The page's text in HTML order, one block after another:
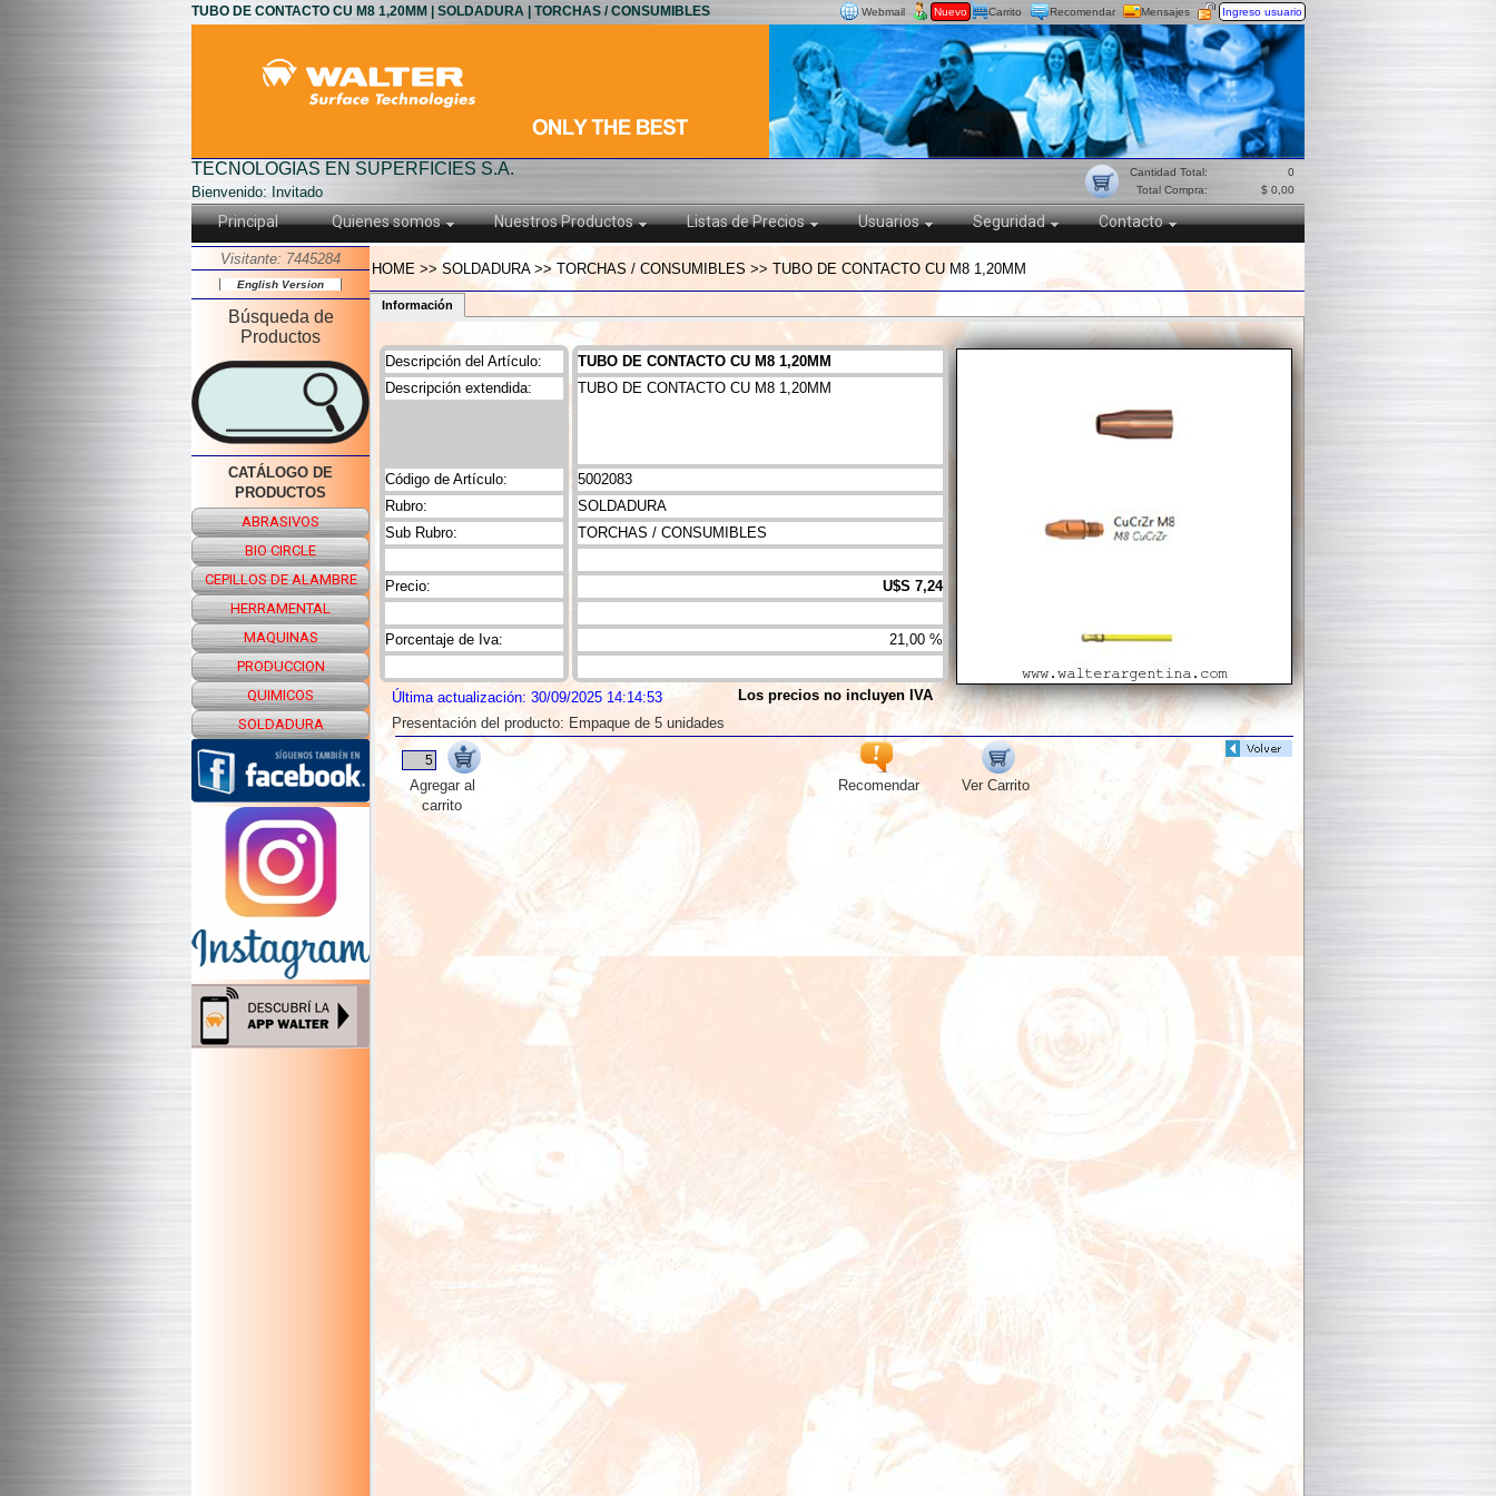
TUBO DE CONTACTO CU M8 1,20MM | SOLDADURA | TORCHAS / CONSUMIBLES Mensajes
Recomendar
Nuevo Ingreso usuario
Carrito
Webmail
0
$ 0,00
Cantidad Total:
Total Compra:
TECNOLOGIAS EN SUPERFICIES S.A.
Bienvenido: Invitado
Principal Quienes somos Nuestros Productos Listas de Precios Usuarios Seguridad Contacto
Visitante: 7445284
English Version
Búsqueda de
Productos
CATÁLOGO DE
PRODUCTOS
ABRASIVOS
BIO CIRCLE
CEPILLOS DE ALAMBRE
HERRAMENTAL
MAQUINAS
PRODUCCION
QUIMICOS
SOLDADURA
HOME >> SOLDADURA >> TORCHAS / CONSUMIBLES >> TUBO DE CONTACTO CU M8 1,20MM
Información
Descripción del Artículo:
Código de Artículo:
Rubro:
Sub Rubro:
Precio:
Descripción extendida:
Porcentaje de Iva:
TUBO DE CONTACTO CU M8 1,20MM
5002083
SOLDADURA
TORCHAS / CONSUMIBLES
U$S 7,24
TUBO DE CONTACTO CU M8 1,20MM
21,00 %
Los precios no incluyen IVA
Última actualización: 30/09/2025 14:14:53
Presentación del producto: Empaque de 5 unidades
Recomendar Ver Carrito
Agregar al
carrito